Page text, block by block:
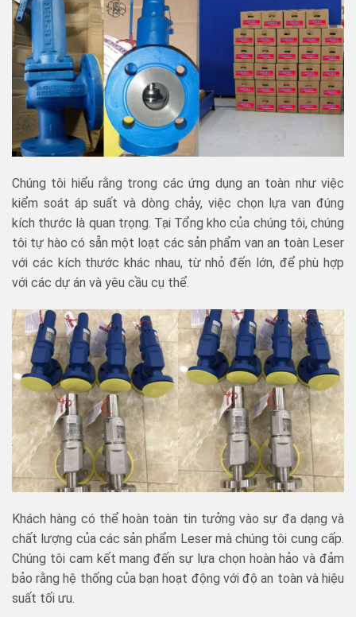
Chúng tôi hiểu rằng trong các ứng dụng an toàn như việc
kiểm soát áp suất và dòng chảy, việc chọn lựa van đúng
kích thước là quan trọng. Tại Tổng kho của chúng tôi, chúng
tôi tự hào có sẵn một loạt các sản phẩm van an toàn Leser
với các kích thước khác nhau, từ nhỏ đến lớn, để phù hợp
với các dự án và yêu cầu cụ thể.
Khách hàng có thể hoàn toàn tin tưởng vào sự đa dạng và
chất lượng của các sản phẩm Leser mà chúng tôi cung cấp.
Chúng tôi cam kết mang đến sự lựa chọn hoàn hảo và đảm
bảo rằng hệ thống của bạn hoạt động với độ an toàn và hiệu
suất tối ưu.